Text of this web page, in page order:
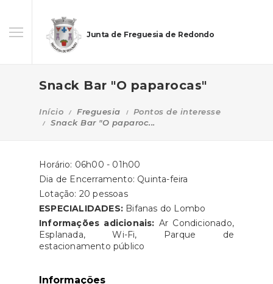
Junta de Freguesia de Redondo
Snack Bar "O paparocas"
Início Freguesia
Pontos de interesse
Snack Bar "O paparoc...
Horário: 06h00 - 01h00
Dia de Encerramento: Quinta-feira
Lotação: 20 pessoas
ESPECIALIDADES: Bifanas do Lombo
Informações adicionais: Ar Condicionado,
Esplanada, Wi-Fi, Parque de
estacionamento público
Informações